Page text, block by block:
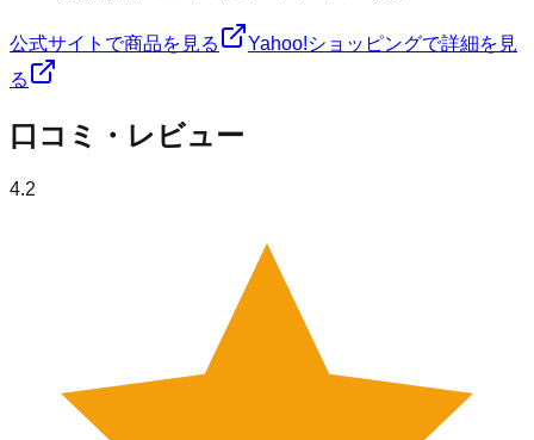
公式サイトで商品を見る
Yahoo!ショッピングで詳細を見
る
口コミ・レビュー
4.2